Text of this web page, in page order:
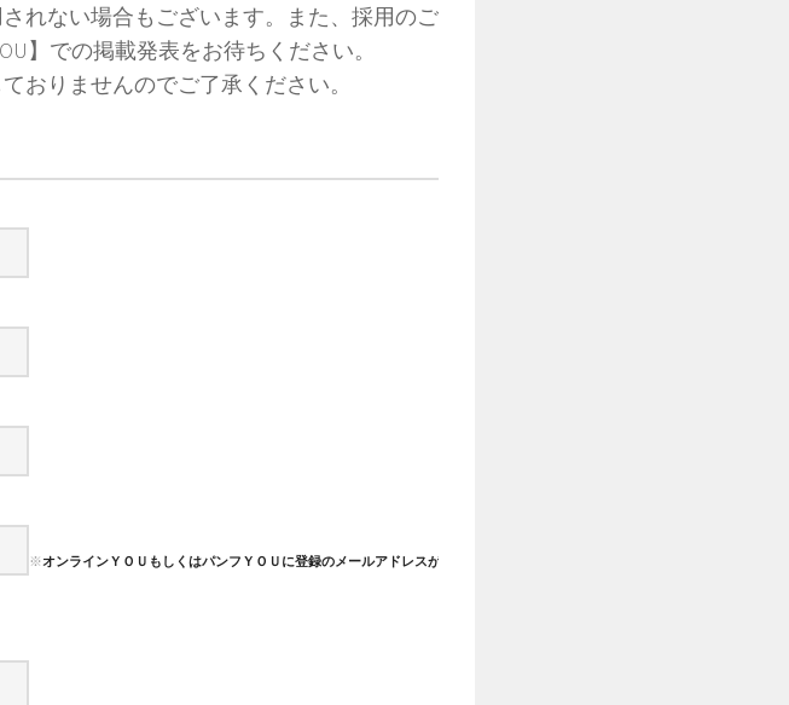
れない場合もございます。また、採用のご
】での掲載発表をお待ちください。
おりませんのでご了承ください。
※オンラインＹＯＵもしくはパンフＹＯＵに登録のメールアドレスが